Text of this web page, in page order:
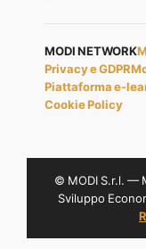
MODI NETWORK
Privacy e GDPR
Piattaforma e-
Cookie Policy
© MODI S.r.l. —
Sviluppo